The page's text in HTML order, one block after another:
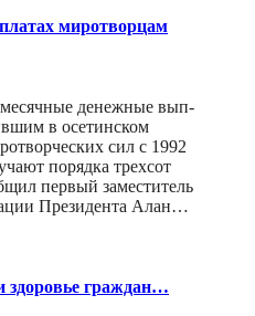
миротворцам
денежные вып-
в осетинском
сил с 1992
порядка трехсот
первый заместитель
Президента Алан…
здоровье граждан…